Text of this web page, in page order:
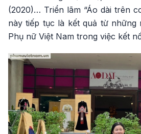
(2020)… Triển lãm “Áo dài trên
này tiếp tục là kết quả từ những
Phụ nữ Việt Nam trong việc kết